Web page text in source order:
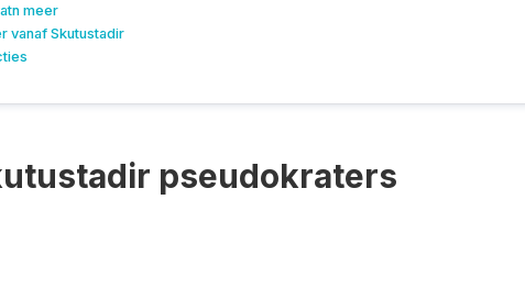
meer
vanaf Skutustadir
pseudokraters